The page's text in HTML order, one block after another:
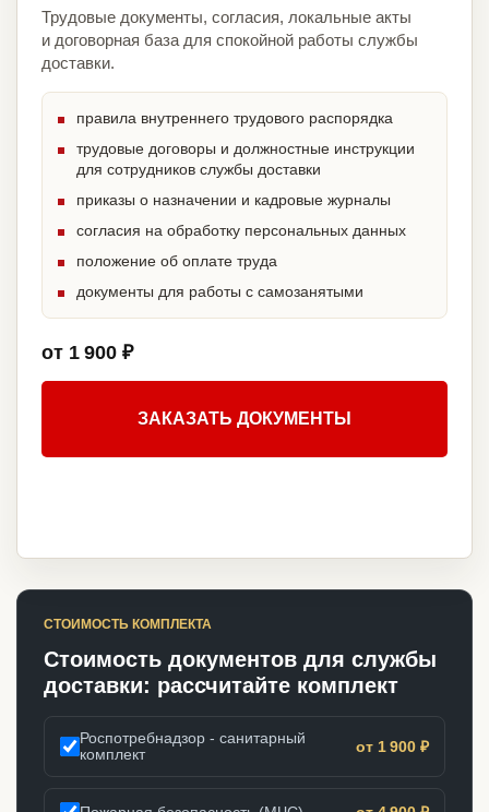
Трудовые документы, согласия, локальные акты
и договорная база для спокойной работы службы
доставки.
правила внутреннего трудового распорядка
трудовые договоры и должностные инструкции
для сотрудников службы доставки
приказы о назначении и кадровые журналы
согласия на обработку персональных данных
положение об оплате труда
документы для работы с самозанятыми
от 1 900 ₽
ЗАКАЗАТЬ ДОКУМЕНТЫ
СТОИМОСТЬ КОМПЛЕКТА
Стоимость документов для службы
доставки: рассчитайте комплект
Роспотребнадзор - санитарный
комплект
от 1 900 ₽